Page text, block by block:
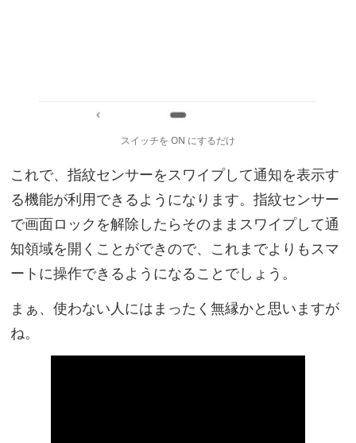
スイッチを ON にするだけ
これで、指紋センサーをスワイプして通知を表示す
る機能が利用できるようになります。指紋センサー
で画面ロックを解除したらそのままスワイプして通
知領域を開くことができので、これまでよりもスマ
ートに操作できるようになることでしょう。
まぁ、使わない人にはまったく無縁かと思いますが
ね。